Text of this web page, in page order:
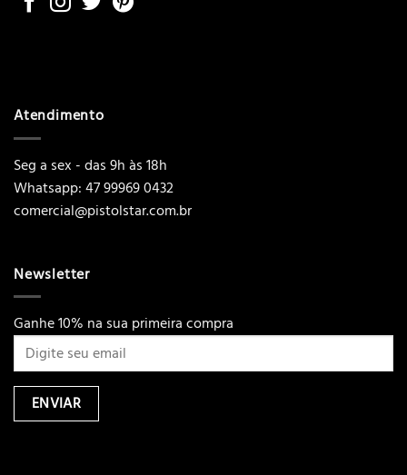
Atendimento
Seg a sex - das 9h às 18h
Whatsapp: 47 99969 0432
comercial@pistolstar.com.br
Newsletter
Ganhe 10% na sua primeira compra